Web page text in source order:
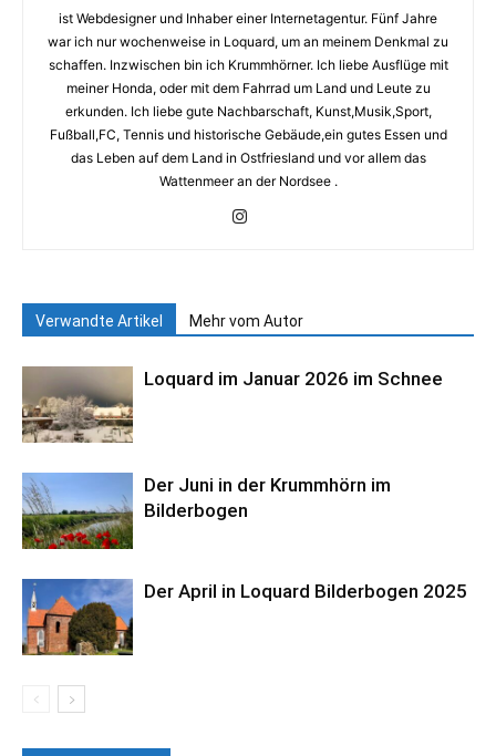
ist Webdesigner und Inhaber einer Internetagentur. Fünf Jahre
war ich nur wochenweise in Loquard, um an meinem Denkmal zu
schaffen. Inzwischen bin ich Krummhörner. Ich liebe Ausflüge mit
meiner Honda, oder mit dem Fahrrad um Land und Leute zu
erkunden. Ich liebe gute Nachbarschaft, Kunst,Musik,Sport,
Fußball,FC, Tennis und historische Gebäude,ein gutes Essen und
das Leben auf dem Land in Ostfriesland und vor allem das
Wattenmeer an der Nordsee .
Verwandte Artikel Mehr vom Autor
Loquard im Januar 2026 im Schnee
Der Juni in der Krummhörn im
Bilderbogen
Der April in Loquard Bilderbogen 2025